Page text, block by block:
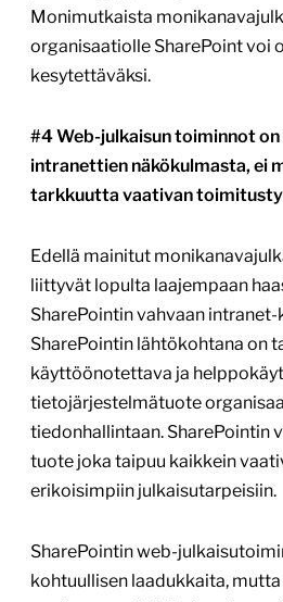
Monimutkaista
organisaatiolle SharePoint voi
kesytettäväksi.
#4 Web-julkaisun toiminnot
intranettien näkökulmasta, ei
tarkkuutta vaativan
Edellä mainitut
liittyvät lopulta laajempaan
SharePointin vahvaan
SharePointin lähtökohtana on
käyttöönotettava ja
tietojärjestelmätuote
tiedonhallintaan. SharePointin
tuote joka taipuu kaikkein
erikoisimpiin julkaisutarpeisiin.
SharePointin web-
kohtuullisen laadukkaita,